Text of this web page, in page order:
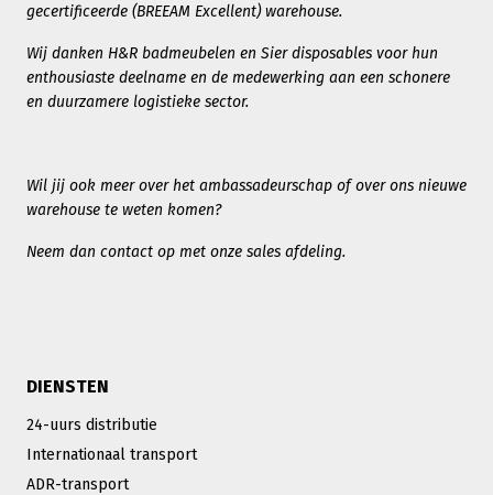
gecertificeerde (BREEAM Excellent) warehouse.
Wij danken H&R badmeubelen en Sier disposables voor hun
enthousiaste deelname en de medewerking aan een schonere
en duurzamere logistieke sector.
Wil jij ook meer over het ambassadeurschap of over ons nieuwe
warehouse te weten komen?
Neem dan contact op met onze sales afdeling.
DIENSTEN
24-uurs distributie
Internationaal transport
ADR-transport